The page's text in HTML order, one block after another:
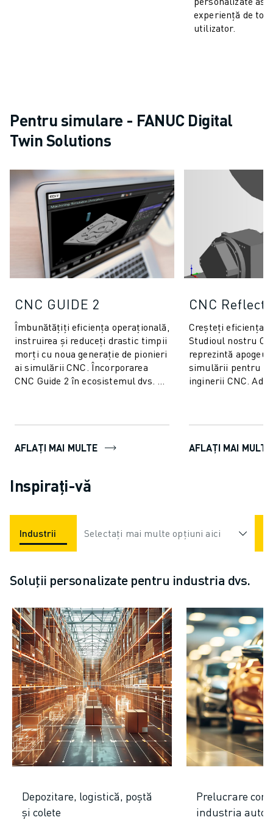
experiență de
utilizator.
Pentru simulare - FANUC Digital
Twin Solutions
CNC GUIDE 2
Îmbunătățiți eficiența operațională,
instruirea și reduceți drastic timpii
morți cu noua generație de pionieri
ai simulării CNC. Încorporarea
CNC Guide 2 în ecosistemul dvs. de
AFLAȚI MAI MULTE
CNC
Creșteți eficiența
Studioul nostru
reprezintă
simulării pentru
inginerii CNC.
AFLAȚI MAI MULTE
Inspirați-vă
Industrii Selectați mai multe opțiuni aici
Soluții personalizate pentru industria dvs.
Depozitare, logistică, poștă
și colete
Prelucrare
industria auto